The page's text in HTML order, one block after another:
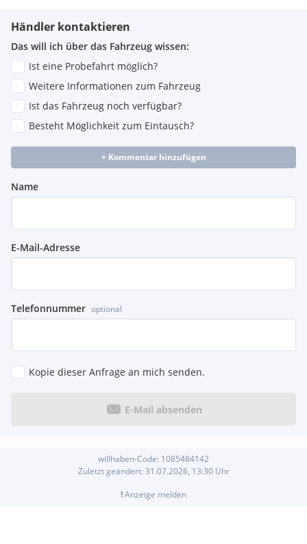
Händler kontaktieren
Das will ich über das Fahrzeug wissen:
Ist eine Probefahrt möglich?
Weitere Informationen zum Fahrzeug
Ist das Fahrzeug noch verfügbar?
Besteht Möglichkeit zum Eintausch?
+ Kommentar hinzufügen
Name
E-Mail-Adresse
Telefonnummer optional
Kopie dieser Anfrage an mich senden.
E-Mail absenden
willhaben-Code: 1085484142
Zuletzt geändert: 31.07.2026, 13:30Uhr
!Anzeige melden